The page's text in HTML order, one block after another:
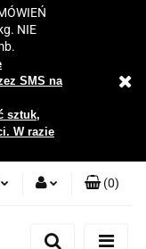
NIE
SMS na
sztuk,
W razie
Zaloguj się
(0)